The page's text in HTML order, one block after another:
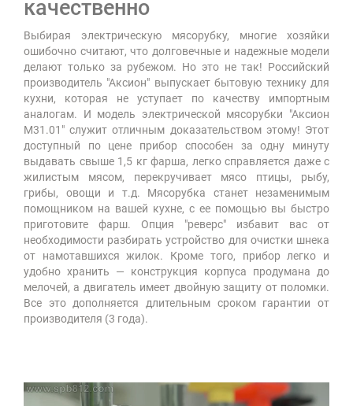
качественно
Выбирая электрическую мясорубку, многие хозяйки
ошибочно считают, что долговечные и надежные модели
делают только за рубежом. Но это не так! Российский
производитель "Аксион" выпускает бытовую технику для
кухни, которая не уступает по качеству импортным
аналогам. И модель электрической мясорубки "Аксион
М31.01" служит отличным доказательством этому! Этот
доступный по цене прибор способен за одну минуту
выдавать свыше 1,5 кг фарша, легко справляется даже с
жилистым мясом, перекручивает мясо птицы, рыбу,
грибы, овощи и т.д. Мясорубка станет незаменимым
помощником на вашей кухне, с ее помощью вы быстро
приготовите фарш. Опция "реверс" избавит вас от
необходимости разбирать устройство для очистки шнека
от намотавшихся жилок. Кроме того, прибор легко и
удобно хранить — конструкция корпуса продумана до
мелочей, а двигатель имеет двойную защиту от поломки.
Все это дополняется длительным сроком гарантии от
производителя (3 года).